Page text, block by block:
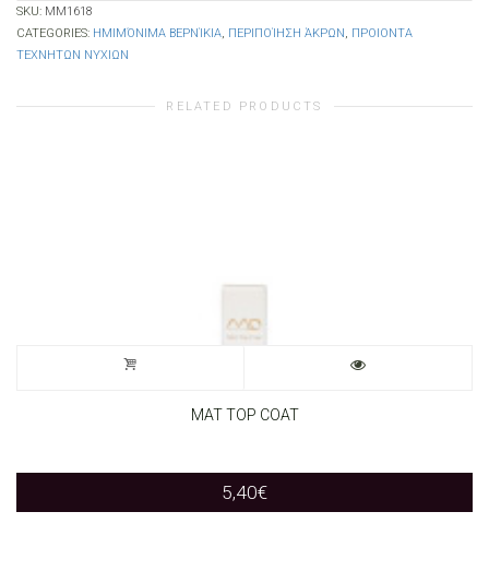
SKU: MM1618
CATEGORIES: ΗΜΙΜΌΝΙΜΑ ΒΕΡΝΊΚΙΑ, ΠΕΡΙΠΟΊΗΣΗ ΆΚΡΩΝ, ΠΡΟΙΟΝΤΑ
ΤΕΧΝΗΤΩΝ ΝΥΧΙΩΝ
RELATED PRODUCTS
MAT TOP COAT
5,40€